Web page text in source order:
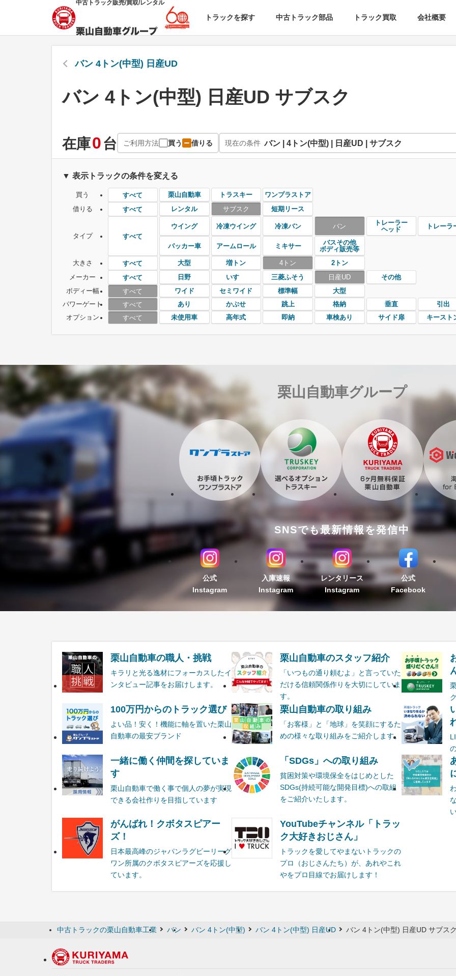
中古トラック販売/買取/レンタル
トラックを探す 中古トラック部品 トラック買取 会社概要
バン 4トン(中型) 日産UD
バン 4トン(中型) 日産UD サブスク
在庫0台 ご利用方法 買う 借りる 現在の条件 バン | 4トン(中型) | 日産UD | サブスク
▼ 表示トラックの条件を変える
買う すべて 栗山自動車 トラスキー
ワンプラストア
借りる
すべて レンタル サブスク 短期リース
タイプ すべて
ウイング 冷凍ウイング 冷凍バン バン
トレーラー
ヘッド
トレーラ
パッカー車 アームロール ミキサー
バスその他
ボディ販売等
大きさ
すべて 大型 増トン 4トン
2トン
メーカー
すべて 日野 いすゞ 三菱ふそう 日産UD
その他
ボディー幅
すべて ワイド セミワイド 標準幅
大型
パワーゲート
すべて あり かぶせ 跳上 格納 垂直 引出
オプション
すべて 未使用車 高年式 即納 車検あり サイド扉 キースト
栗山自動車グループ
SNSでも最新情報を発信中
公式
Instagram
入庫速報
Instagram
レンタリース
Instagram
公式
Facebook
栗山自動車の職人・挑戦
キラリと光る逸材にフォーカスしたイ
ンタビュー記事をお届けします。
栗山自動車のスタッフ紹介
「いつもの通り頼むよ」と言っていた
だける信頼関係作りを大切にしていま
す。
100万円からのトラック選び
よい品！安く！機能に軸を置いた栗山
自動車の最安ブランド
栗山自動車の取り組み
「お客様」と「地球」を笑顔にするた
めの様々な取り組みをご紹介します。
一緒に働く仲間を探していま
す
栗山自動車で働く事で個人の夢が実現
できる会社作りを目指しています
「SDGs」への取り組み
貧困対策や環境保全をはじめとした
SDGs(持続可能な開発目標)への取組
をご紹介いたします。
がんばれ！クボタスピアー
ズ！
日本最高峰のジャパンラグビーリーグ
ワン所属のクボタスピアーズを応援し
ています。
YouTubeチャンネル「トラッ
ク大好きおじさん」
トラックを愛してやまないトラックの
プロ（おじさんたち）が、あれやこれ
やをプロ目線でお届けします！
中古トラックの栗山自動車工業 バン バン 4トン(中型) バン 4トン(中型) 日産UD バン 4トン(中型) 日産UD サブスク